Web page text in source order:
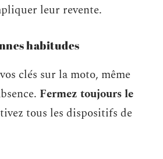
leur revente.
habitudes
clés sur la moto, même
Fermez toujours le
tous les dispositifs de